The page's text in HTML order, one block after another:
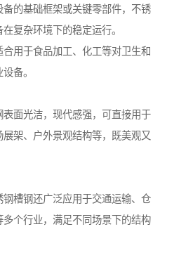
的基础框架或关键零部件，不锈
复杂环境下的稳定运行。
用于食品加工、化工等对卫生和
备。
面光洁，现代感强，可直接用于
架、户外景观结构等，既美观又
槽钢还广泛应用于交通运输、仓
个行业，满足不同场景下的结构